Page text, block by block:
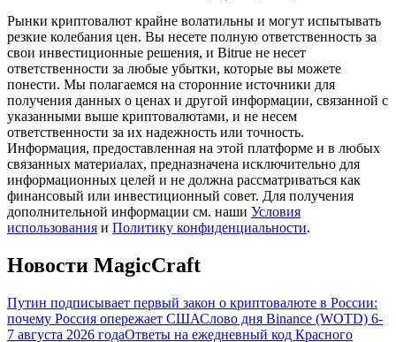
Гид
Руководство для начинающих по фьючерсам
Торговые стратегии
Рынки криптовалют крайне волатильны и могут испытывать
резкие колебания цен. Вы несете полную ответственность за
свои инвестиционные решения, и Bitrue не несет
ответственности за любые убытки, которые вы можете
понести. Мы полагаемся на сторонние источники для
получения данных о ценах и другой информации, связанной с
указанными выше криптовалютами, и не несем
ответственности за их надежность или точность.
Информация, предоставленная на этой платформе и в любых
связанных материалах, предназначена исключительно для
информационных целей и не должна рассматриваться как
финансовый или инвестиционный совет. Для получения
дополнительной информации см. наши Условия
использования и Политику конфиденциальности.
Новости MagicCraft
Путин подписывает первый закон о криптовалюте в России:
почему Россия опережает СШАСлово дня Binance (WOTD) 6-
7 августа 2026 годаОтветы на ежедневный код Красного